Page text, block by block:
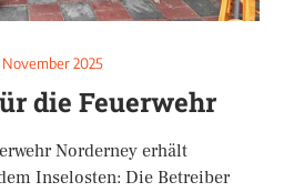
2025
die Feuerwehr
Norderney erhält
Inselosten: Die Betreiber